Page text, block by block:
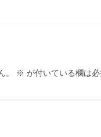
。 ※ が付いている欄は